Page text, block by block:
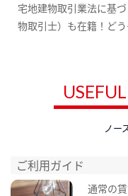
宅地建物取引業法に基
物取引士）も在籍！ど
ノー
ご利用ガイド
通常の